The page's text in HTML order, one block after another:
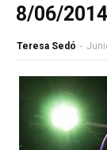
8/06/2014
Teresa Sedó -